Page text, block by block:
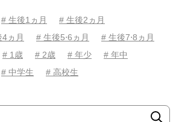
# 生後1ヵ月
# 生後2ヵ月
ヵ月 # 生後5⋅6ヵ月
# 生後7⋅8ヵ月
# 1歳 # 2歳 # 年少
# 年中
# 中学生 # 高校生